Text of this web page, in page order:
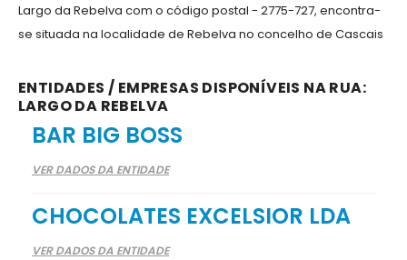
Largo da Rebelva com o código postal - 2775-727, encontra-
se situada na localidade de Rebelva no concelho de Cascais
ENTIDADES / EMPRESAS DISPONÍVEIS NA RUA:
LARGO DA REBELVA
BAR BIG BOSS
VER DADOS DA ENTIDADE
CHOCOLATES EXCELSIOR LDA
VER DADOS DA ENTIDADE